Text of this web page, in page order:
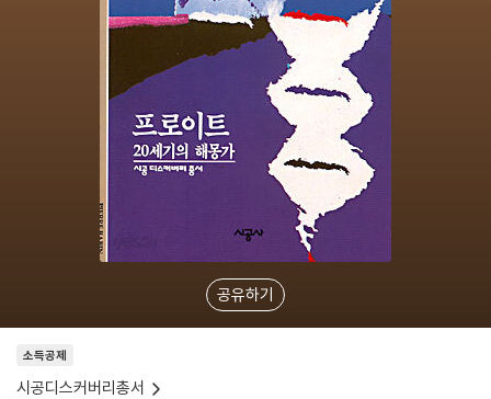
공유하기
소득공제
시공디스커버리총서